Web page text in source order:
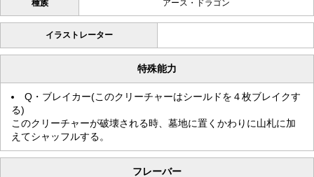
種族 アース・ドラゴン
イラストレーター
特殊能力
Q・ブレイカー(このクリーチャーはシールドを４枚ブレイクす
る)
このクリーチャーが破壊される時、墓地に置くかわりに山札に加
えてシャッフルする。
フレーバー